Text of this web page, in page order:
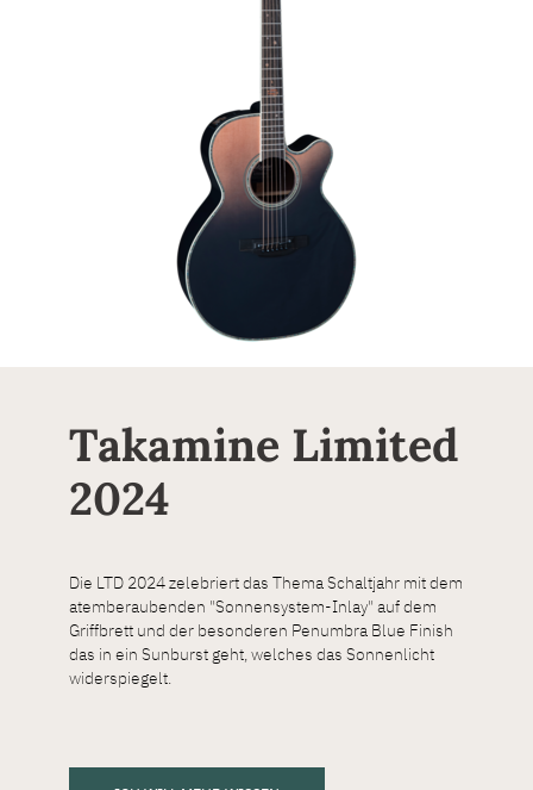
Takamine Limited
2024
Die LTD 2024 zelebriert das Thema Schaltjahr mit dem
atemberaubenden "Sonnensystem-Inlay" auf dem
Griffbrett und der besonderen Penumbra Blue Finish
das in ein Sunburst geht, welches das Sonnenlicht
widerspiegelt.